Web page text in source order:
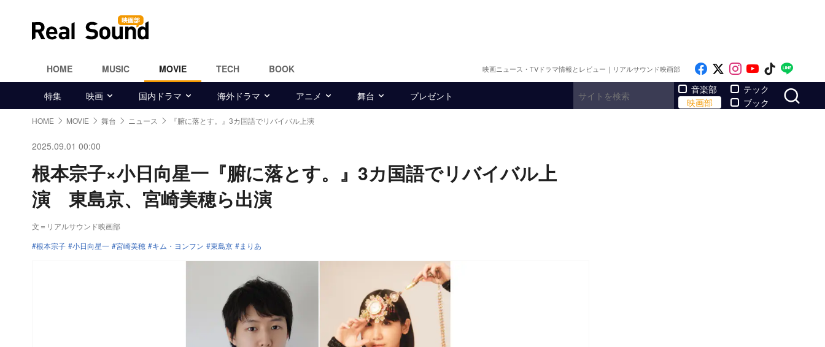
HOME MUSIC MOVIE TECH BOOK 映画ニュース・TVドラマ情報とレビュー｜リアルサウンド映画部 Like on Facebook
Follow on x
Follow on
Follow on
Follow
特集 映画 国内ドラマ 海外ドラマ アニメ 舞台 プレゼント
音楽部
映画部
テック
ブック
HOME MOVIE 舞台 ニュース 『腑に落とす。』3カ国語でリバイバル上演
2025.09.01 00:00
根本宗子×小日向星一『腑に落とす。』3カ国語でリバイバル上
演 東島京、宮崎美穂ら出演
文＝リアルサウンド映画部
根本宗子
小日向星一 宮崎美穂 キム・ヨンフン 東島京 まりあ